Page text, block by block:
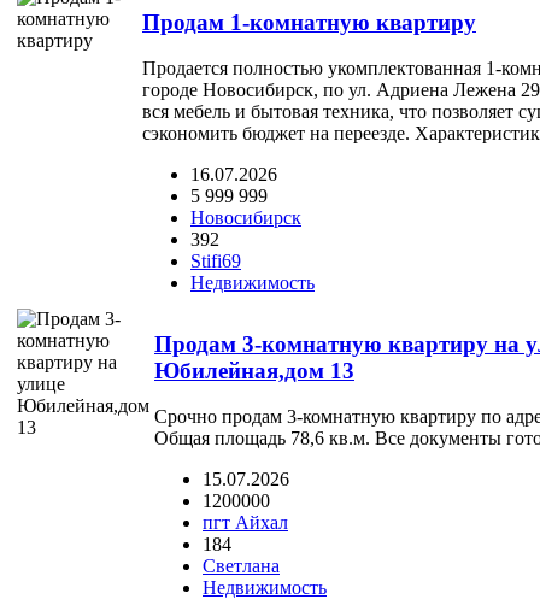
Продам 1-комнатную квартиру
Продается полностью укомплектованная 1-
городе Новосибирск, по ул. Адриена Лежена
вся мебель и бытовая техника, что позволяет
сэкономить бюджет на переезде.
16.07.2026
5 999 999
Новосибирск
392
Stifi69
Недвижимость
Продам 3-комнатную квартиру на
Юбилейная,дом 13
Срочно продам 3-комнатную квартиру по
Общая площадь 78,6 кв.м. Все документы
15.07.2026
1200000
пгт Айхал
184
Светлана
Недвижимость